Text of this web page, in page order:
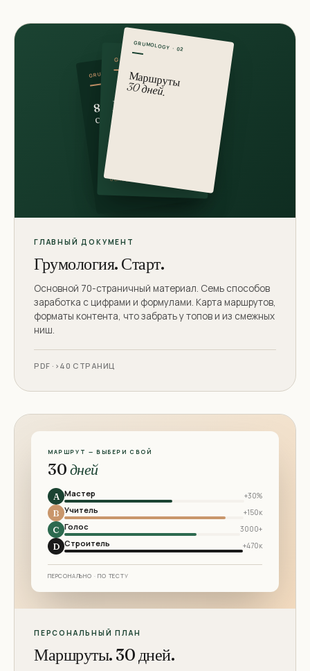
GRUMOLOGY · 03
8 ИИ
сборок.
GRUMOLOGY · 01
Грумология
Старт
ОСНОВА
GRUMOLOGY · 02
Маршруты
30 дней.
ГЛАВНЫЙ ДОКУМЕНТ
Грумология. Старт.
Основной 70-страничный материал. Семь способов
заработка с цифрами и формулами. Карта маршрутов,
форматы контента, что забрать у топов и из смежных
ниш.
PDF ·>40 СТРАНИЦ
МАРШРУТ — ВЫБЕРИ СВОЙ
30дней
A Мастер +30%
B Учитель +150к
C Голос 3000+
D Строитель +470к
ПЕРСОНАЛЬНО · ПО ТЕСТУ
ПЕРСОНАЛЬНЫЙ ПЛАН
Маршруты. 30 дней.